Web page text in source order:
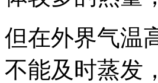
但在外界气温
不能及时蒸发